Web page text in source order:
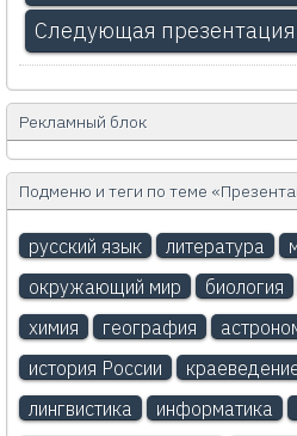
Следующая презентация
Рекламный блок
Подменю и теги по теме
русский язык литература
окружающий мир
биология
химия
география
история России
лингвистика
информатика